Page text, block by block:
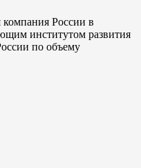
России в
институтом развития
по объему